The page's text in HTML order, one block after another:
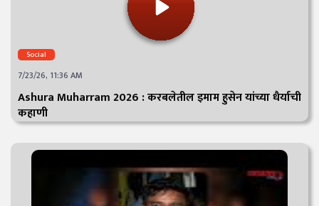
Social
7/23/26, 11:36 AM
Ashura Muharram 2026 : करबलेतील इमाम हुसेन यांच्या धैर्याची
कहाणी